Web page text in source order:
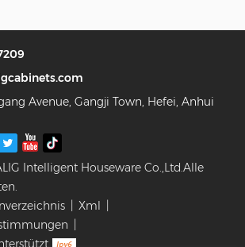
Avenue, Gangji Town, Hefei, Anhui
Intelligent Houseware Co.,Ltd.Alle
Xml